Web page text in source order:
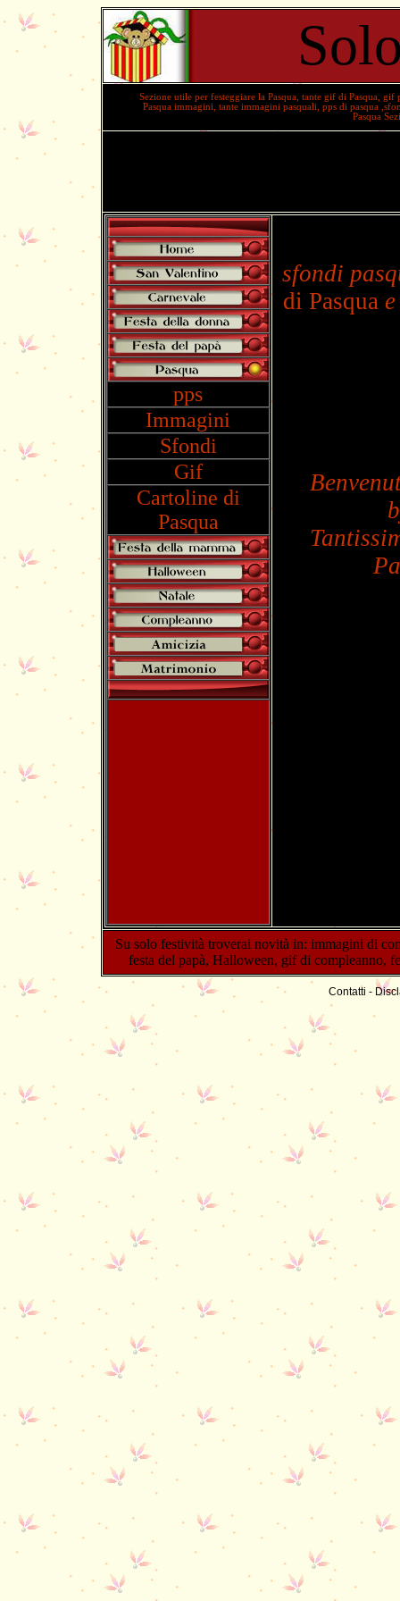
Sezione utile per festeggiare la Pasqua , tante gif di Pasqua
gif
Pasqua immagini,
tante immagini pasquali, pps di pasqua
Pasqua
pps
Immagini
Sfondi
Gif
Cartoline di
Pasqua
sfondi
di Pasqua
Su solo festività troverai novità in: immagini di
festa del papà, Halloween, gif di compleanno,
Contatti -